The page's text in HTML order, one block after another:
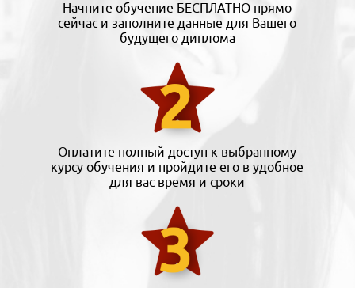
Начните обучение БЕСПЛАТНО прямо
сейчас и заполните данные для Вашего
будущего диплома
Оплатите полный доступ к выбранному
курсу обучения и пройдите его в удобное
для вас время и сроки